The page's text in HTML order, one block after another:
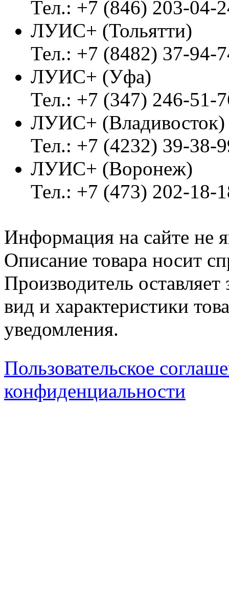
Тел.: +7 (846) 203-04-
ЛУИС+ (Тольятти)
Тел.: +7 (8482) 37-94-
ЛУИС+ (Уфа)
Тел.: +7 (347) 246-51-
ЛУИС+
Тел.: +7 (4232) 39-38-
ЛУИС+ (Воронеж)
Тел.: +7 (473) 202-18-
Информация на сайте не
Описание товара носит
Производитель
вид и характеристики
уведомления.
Пользовательское
конфиденциальности